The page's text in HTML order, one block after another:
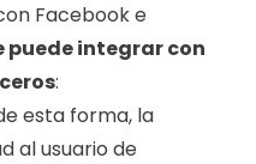
Facebook e
puede integrar con
:
esta forma, la
al usuario de